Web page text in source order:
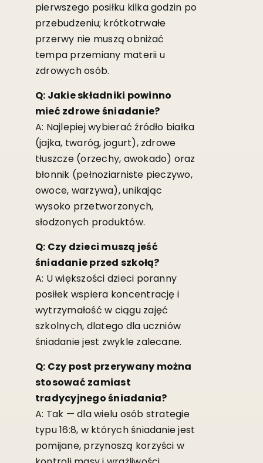
pierwszego posiłku kilka godzin po
przebudzeniu; krótkotrwałe
przerwy nie muszą obniżać
tempa przemiany materii u
zdrowych osób.
Q: Jakie składniki powinno
mieć zdrowe śniadanie?
A: Najlepiej wybierać źródło białka
(jajka, twaróg, jogurt), zdrowe
tłuszcze (orzechy, awokado) oraz
błonnik (pełnoziarniste pieczywo,
owoce, warzywa), unikając
wysoko przetworzonych,
słodzonych produktów.
Q: Czy dzieci muszą jeść
śniadanie przed szkołą?
A: U większości dzieci poranny
posiłek wspiera koncentrację i
wytrzymałość w ciągu zajęć
szkolnych, dlatego dla uczniów
śniadanie jest zwykle zalecane.
Q: Czy post przerywany można
stosować zamiast
tradycyjnego śniadania?
A: Tak — dla wielu osób strategie
typu 16:8, w których śniadanie jest
pomijane, przynoszą korzyści w